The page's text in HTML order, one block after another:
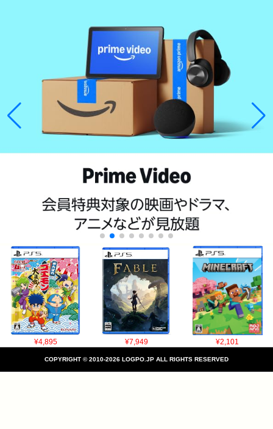
¥4,895 ¥7,949 ¥2,101
COPYRIGHT © 2010-2026 LOGPO.JP ALL RIGHTS RESERVED